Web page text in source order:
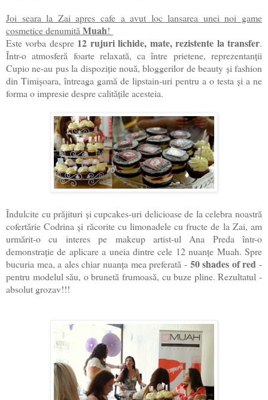
Joi seara la Zai apres cafe a avut loc lansarea unei noi game
cosmetice denumită Muah!
Este vorba despre 12 rujuri lichide, mate, rezistente la transfer.
Într-o atmosferă foarte relaxată, ca între prietene, reprezentanții
Cupio ne-au pus la dispoziție nouă, bloggerilor de beauty și fashion
din Timișoara, întreaga gamă de lipstain-uri pentru a o testa și a ne
forma o impresie despre calitățile acesteia.
Îndulcite cu prăjituri și cupcakes-uri delicioase de la celebra noastră
cofertărie Codrina și răcorite cu limonadele cu fructe de la Zai, am
urmărit-o cu interes pe makeup artist-ul Ana Preda într-o
demonstrație de aplicare a uneia dintre cele 12 nuanțe Muah. Spre
bucuria mea, a ales chiar nuanța mea preferată -50 shades of red-
pentru modelul său, o brunetă frumoasă, cu buze pline. Rezultatul -
absolut grozav!!!